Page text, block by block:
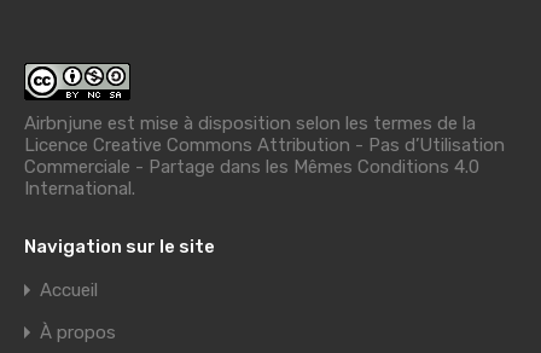
Airbnjune est mise à disposition selon les termes de la
Licence Creative Commons Attribution - Pas d’Utilisation
Commerciale - Partage dans les Mêmes Conditions 4.0
International.
Navigation sur le site
Accueil
À propos